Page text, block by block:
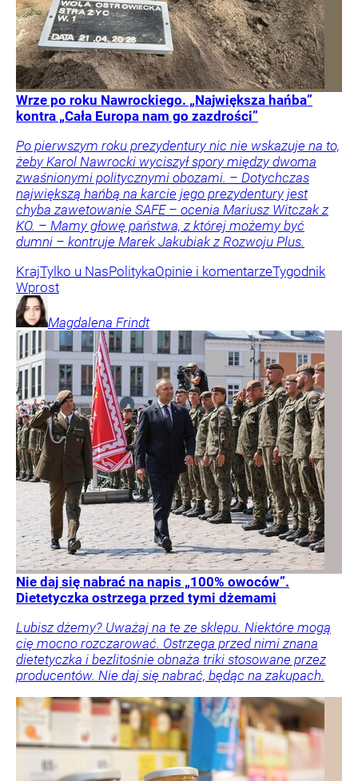
Wrze po roku Nawrockiego. „Największa hańba”
kontra „Cała Europa nam go zazdrości”
Po pierwszym roku prezydentury nic nie wskazuje na to,
żeby Karol Nawrocki wyciszył spory między dwoma
zwaśnionymi politycznymi obozami. – Dotychczas
największą hańbą na karcie jego prezydentury jest
chyba zawetowanie SAFE – ocenia Mariusz Witczak z
KO. – Mamy głowę państwa, z której możemy być
dumni – kontruje Marek Jakubiak z Rozwoju Plus.
KrajTylko u NasPolitykaOpinie i komentarzeTygodnik
Wprost
Magdalena Frindt
Nie daj się nabrać na napis „100% owoców”.
Dietetyczka ostrzega przed tymi dżemami
Lubisz dżemy? Uważaj na te ze sklepu. Niektóre mogą
cię mocno rozczarować. Ostrzega przed nimi znana
dietetyczka i bezlitośnie obnaża triki stosowane przez
producentów. Nie daj się nabrać, będąc na zakupach.